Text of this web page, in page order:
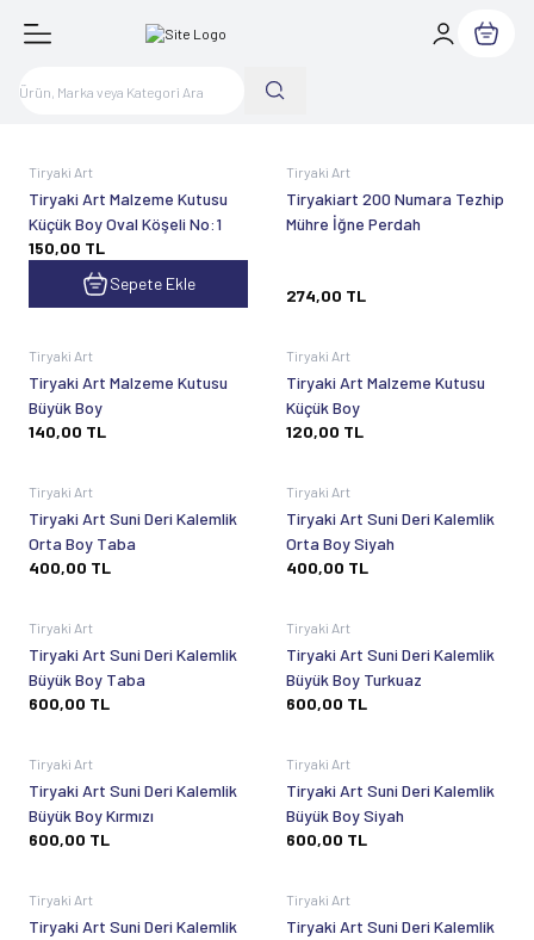
Sepetim
Tiryaki Art
Tiryaki Art Malzeme Kutusu
Küçük Boy Oval Köşeli No:1
150,00 TL
Sepete Ekle
Tiryaki Art
Tiryakiart 200 Numara Tezhip
Mühre İğne Perdah
274,00 TL
Tiryaki Art
Tiryaki Art Malzeme Kutusu
Büyük Boy
140,00 TL
Tiryaki Art
Tiryaki Art Malzeme Kutusu
Küçük Boy
120,00 TL
Tiryaki Art
Tiryaki Art Suni Deri Kalemlik
Orta Boy Taba
400,00 TL
Tiryaki Art
Tiryaki Art Suni Deri Kalemlik
Orta Boy Siyah
400,00 TL
Tiryaki Art
Tiryaki Art Suni Deri Kalemlik
Büyük Boy Taba
600,00 TL
Tiryaki Art
Tiryaki Art Suni Deri Kalemlik
Büyük Boy Turkuaz
600,00 TL
Tiryaki Art
Tiryaki Art Suni Deri Kalemlik
Büyük Boy Kırmızı
600,00 TL
Tiryaki Art
Tiryaki Art Suni Deri Kalemlik
Büyük Boy Siyah
600,00 TL
Tiryaki Art
Tiryaki Art Suni Deri Kalemlik
Tiryaki Art
Tiryaki Art Suni Deri Kalemlik